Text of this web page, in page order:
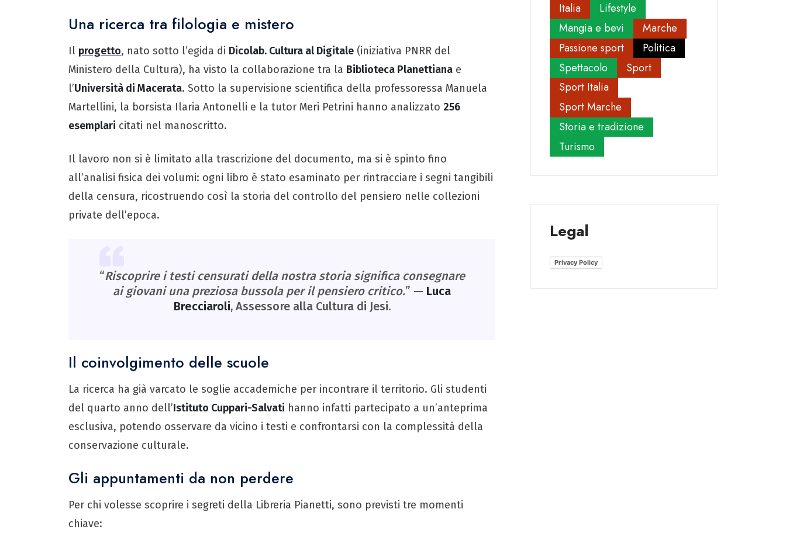
Una ricerca tra filologia e mistero
Il progetto, nato sotto l’egida di Dicolab. Cultura al Digitale (iniziativa PNRR del
Ministero della Cultura), ha visto la collaborazione tra la Biblioteca Planettiana e
l’Università di Macerata. Sotto la supervisione scientifica della professoressa Manuela
Martellini, la borsista Ilaria Antonelli e la tutor Meri Petrini hanno analizzato 256
esemplari citati nel manoscritto.
Il lavoro non si è limitato alla trascrizione del documento, ma si è spinto fino
all’analisi fisica dei volumi: ogni libro è stato esaminato per rintracciare i segni tangibili
della censura, ricostruendo così la storia del controllo del pensiero nelle collezioni
private dell’epoca.
“Riscoprire i testi censurati della nostra storia significa consegnare
ai giovani una preziosa bussola per il pensiero critico.” — Luca
Brecciaroli, Assessore alla Cultura di Jesi.
Il coinvolgimento delle scuole
La ricerca ha già varcato le soglie accademiche per incontrare il territorio. Gli studenti
del quarto anno dell’Istituto Cuppari-Salvati hanno infatti partecipato a un’anteprima
esclusiva, potendo osservare da vicino i testi e confrontarsi con la complessità della
conservazione culturale.
Gli appuntamenti da non perdere
Per chi volesse scoprire i segreti della Libreria Pianetti, sono previsti tre momenti
chiave:
Italia
Lifestyle
Mangia e bevi
Marche
Passione sport
Politica
Spettacolo
Sport
Sport Italia
Sport Marche
Storia e tradizione
Turismo
Legal
Privacy Policy